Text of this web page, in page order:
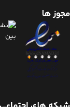
مجوز ها